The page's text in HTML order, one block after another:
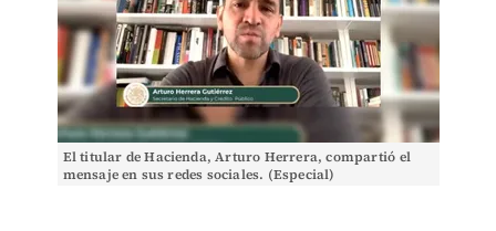
El titular de Hacienda, Arturo Herrera, compartió el
mensaje en sus redes sociales. (Especial)